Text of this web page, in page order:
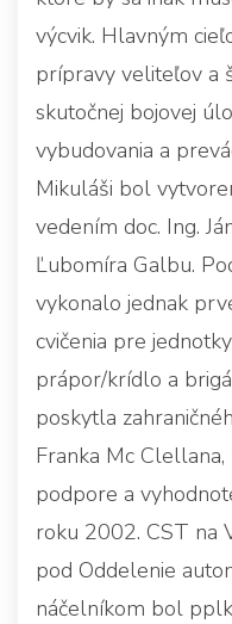
výcvik. Hlavným
prípravy veliteľov a
skutočnej bojovej
vybudovania a
Mikuláši bol
vedením doc. Ing.
Ľubomíra Galbu.
vykonalo jednak
cvičenia pre
prápor/krídlo a
poskytla
Franka Mc
podpore a
roku 2002. CST na
pod Oddelenie
náčelníkom bol